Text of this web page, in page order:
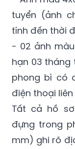
tuyển (ảnh
tính đến thời
- 02 ảnh
hạn 03 tháng
phong bì có
điện thoại liên
Tất cả hồ
đựng trong
mm) ghi rõ